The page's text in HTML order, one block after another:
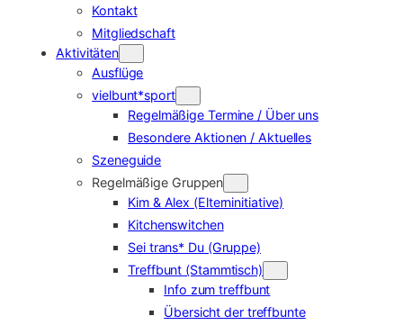
Kontakt
Mitgliedschaft
Aktivitäten
Ausflüge
vielbunt*sport
Regelmäßige Termine / Über uns
Besondere Aktionen / Aktuelles
Szeneguide
Regelmäßige Gruppen
Kim & Alex (Elterninitiative)
Kitchenswitchen
Sei trans* Du (Gruppe)
Treffbunt (Stammtisch)
Info zum treffbunt
Übersicht der treffbunte